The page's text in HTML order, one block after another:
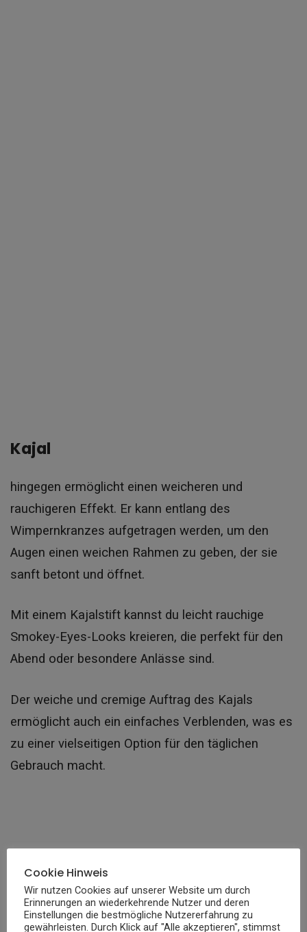
Kajal
hingegen ermöglicht einen weicheren und
rauchigeren Effekt. Er kann entlang des
Wimpernkranzes aufgetragen werden, um den
Augen einen weichen Rahmen zu geben, der sie
sanft betont und öffnet.
Mit einem Kajalstift kannst du leicht rauchige
Smokey-Eyes-Looks kreieren, die perfekt für den
Abend oder besondere Anlässe sind.
Der weiche und cremige Auftrag des Kajals
ermöglicht auch ein einfaches Verblenden, was es
zu einer vielseitigen Option für den täglichen
Gebrauch macht.
Cookie Hinweis
Wir nutzen Cookies auf unserer Website um durch
Erinnerungen an wiederkehrende Nutzer und deren
Einstellungen die bestmögliche Nutzererfahrung zu
gewährleisten. Durch Klick auf "Alle akzeptieren", stimmst